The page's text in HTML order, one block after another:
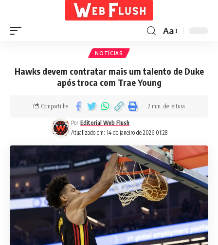
Aa
NOTÍCIAS
Hawks devem contratar mais um talento de Duke
após troca com Trae Young
Atualizado em: 14 de janeiro de 2026 01:28
Por Editorial Web Flush
Compartilhe 2 min. de leitura